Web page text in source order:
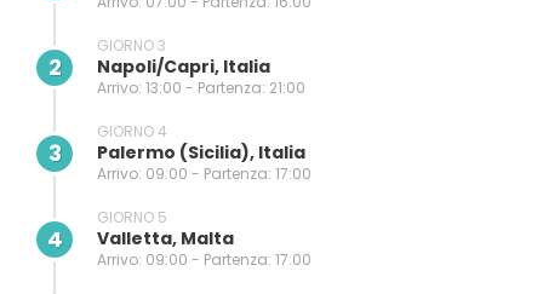
2
GIORNO 3
Napoli/capri, Italia
Arrivo: 13:00 - Partenza: 21:00
3
GIORNO 4
Palermo (sicilia), Italia
Arrivo: 09:00 - Partenza: 17:00
4
GIORNO 5
Valletta, Malta
Arrivo: 09:00 - Partenza: 17:00